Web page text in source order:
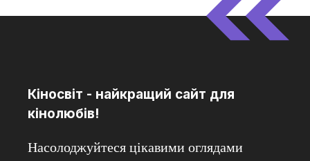
Кіносвіт - найкращий сайт для
кінолюбів!
Насолоджуйтеся цікавими оглядами